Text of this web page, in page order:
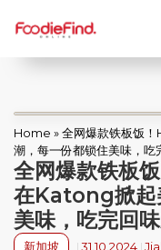
Home »全网爆款铁板饭
潮，每一份都锁住美味，吃
全网爆款铁板
在Katong掀起
美味，吃完回味
新加坡 31.10.2024